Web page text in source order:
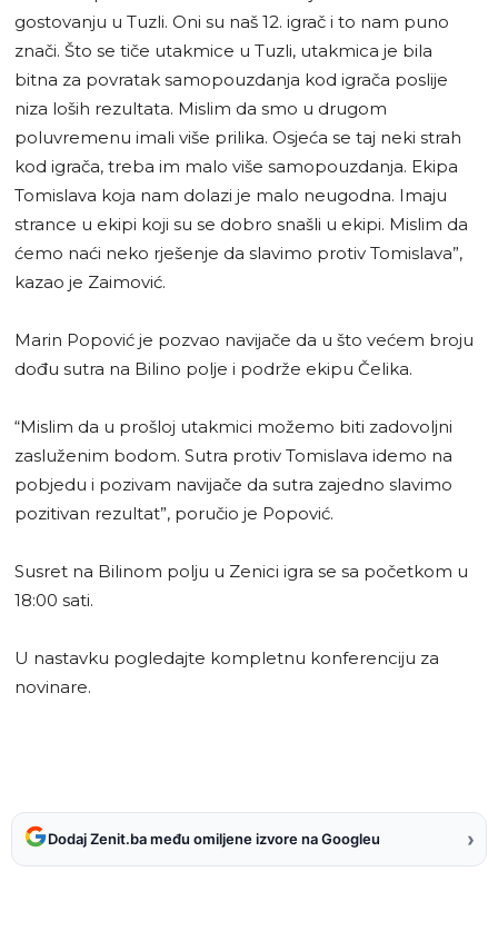
gostovanju u Tuzli. Oni su naš 12. igrač i to nam puno
znači. Što se tiče utakmice u Tuzli, utakmica je bila
bitna za povratak samopouzdanja kod igrača poslije
niza loših rezultata. Mislim da smo u drugom
poluvremenu imali više prilika. Osjeća se taj neki strah
kod igrača, treba im malo više samopouzdanja. Ekipa
Tomislava koja nam dolazi je malo neugodna. Imaju
strance u ekipi koji su se dobro snašli u ekipi. Mislim da
ćemo naći neko rješenje da slavimo protiv Tomislava”,
kazao je Zaimović.
Marin Popović je pozvao navijače da u što većem broju
dođu sutra na Bilino polje i podrže ekipu Čelika.
“Mislim da u prošloj utakmici možemo biti zadovoljni
zasluženim bodom. Sutra protiv Tomislava idemo na
pobjedu i pozivam navijače da sutra zajedno slavimo
pozitivan rezultat”, poručio je Popović.
Susret na Bilinom polju u Zenici igra se sa početkom u
18:00 sati.
U nastavku pogledajte kompletnu konferenciju za
novinare.
Dodaj Zenit.ba među omiljene izvore na Googleu ›